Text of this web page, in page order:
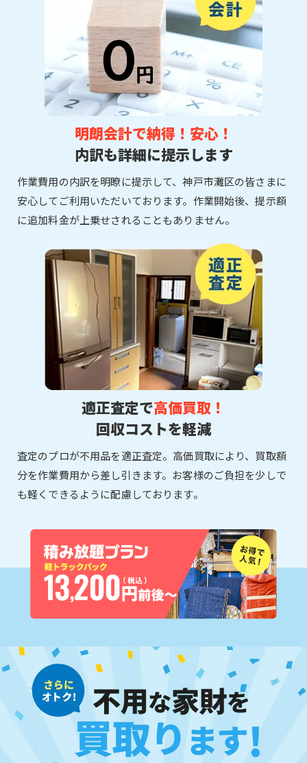
明朗会計で納得！安心！
内訳も詳細に提示します
作業費用の内訳を明瞭に提示して、神戸市灘区の皆さまに
安心してご利用いただいております。作業開始後、提示額
に追加料金が上乗せされることもありません。
適正査定で高価買取！
回収コストを軽減
査定のプロが不用品を適正査定。高価買取により、買取額
分を作業費用から差し引きます。お客様のご負担を少しで
も軽くできるように配慮しております。